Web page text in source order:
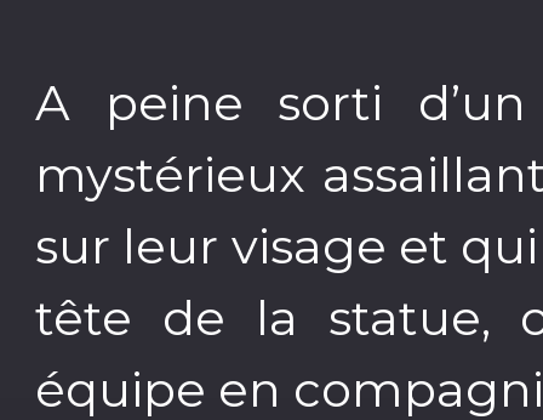
A peine sorti
mystérieux
sur leur visage et
tête de la statue,
équipe en